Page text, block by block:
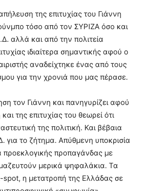
της επιτυχίας του Γιάννη
τόσο από τον ΣΥΡΙΖΑ όσο και
αλλά και από την πολιτεία
ιδιαίτερα σημαντικής αφού ο
αναδείχτηκε ένας από τους
για την χρονιά που μας πέρασε.
τον Γιάννη και πανηγυρίζει αφού
της επιτυχίας του θεωρεί ότι
της πολιτική. Και βέβαια
για το ζήτημα. Απύθμενη υποκρισία
προεκλογικής προπαγάνδας με
μερικά ψηφαλάκια. Τα
η μετατροπή της Ελλάδας σε